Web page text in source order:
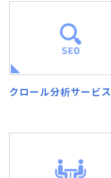
クロール分析サービス